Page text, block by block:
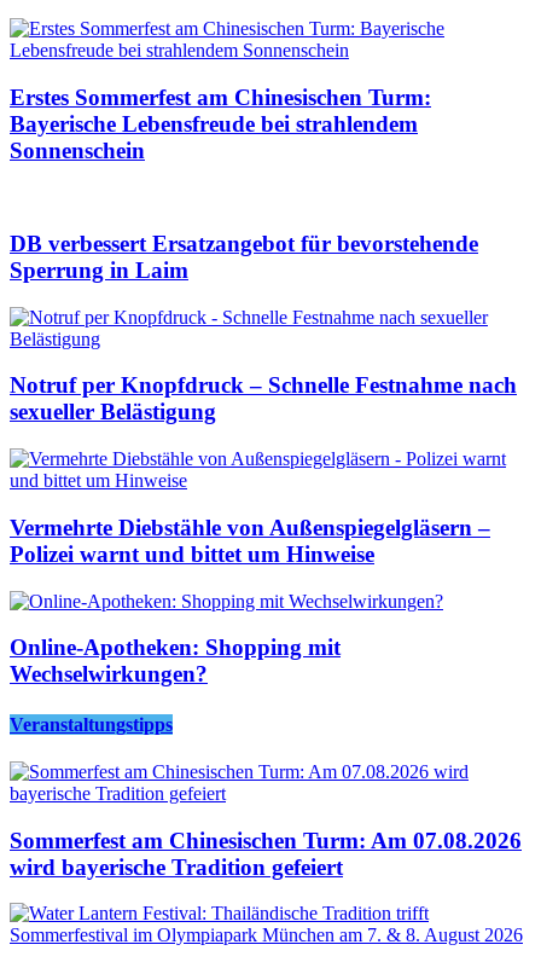
Erstes Sommerfest am Chinesischen Turm:
Bayerische Lebensfreude bei strahlendem
Sonnenschein
DB verbessert Ersatzangebot für bevorstehende
Sperrung in Laim
Notruf per Knopfdruck – Schnelle Festnahme nach
sexueller Belästigung
Vermehrte Diebstähle von Außenspiegelgläsern –
Polizei warnt und bittet um Hinweise
Online-Apotheken: Shopping mit
Wechselwirkungen?
Veranstaltungstipps
Sommerfest am Chinesischen Turm: Am 07.08.2026
wird bayerische Tradition gefeiert